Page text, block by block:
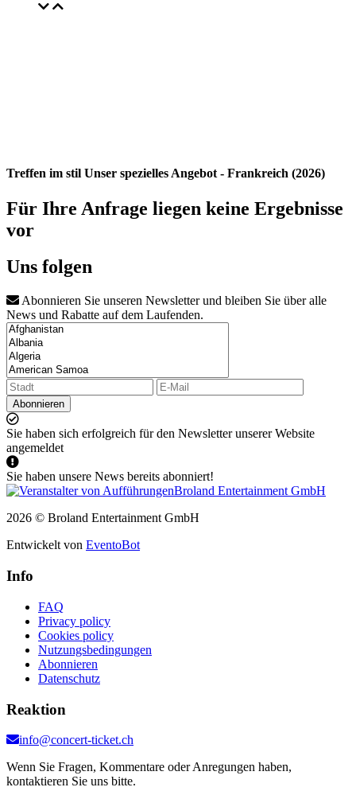
Treffen im stil Unser spezielles Angebot - Frankreich (2026)
Für Ihre Anfrage liegen keine Ergebnisse
vor
Uns folgen
Abonnieren Sie unseren Newsletter und bleiben Sie über alle
News und Rabatte auf dem Laufenden.
Abonnieren
Sie haben sich erfolgreich für den Newsletter unserer Website
angemeldet
Sie haben unsere News bereits abonniert!
2026 © Broland Entertainment GmbH
Entwickelt von EventoBot
Info
FAQ
Privacy policy
Cookies policy
Nutzungsbedingungen
Abonnieren
Datenschutz
Reaktion
info@concert-ticket.ch
Wenn Sie Fragen, Kommentare oder Anregungen haben,
kontaktieren Sie uns bitte.